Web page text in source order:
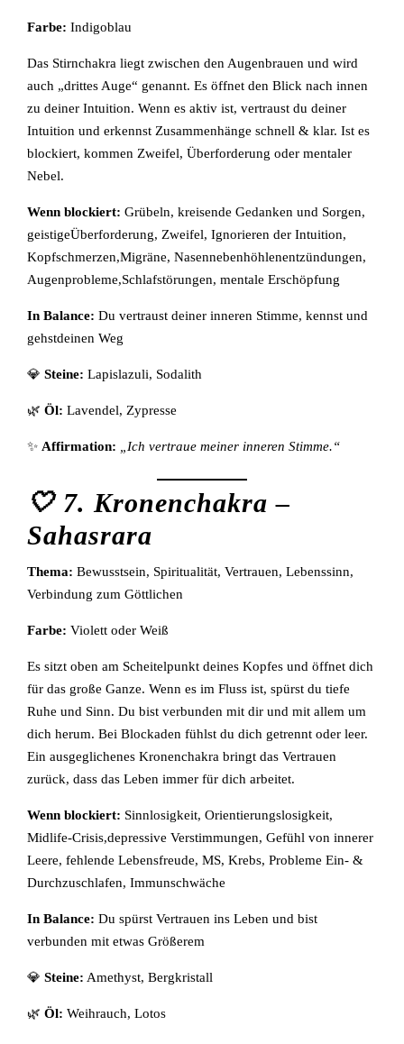
Farbe: Indigoblau
Das Stirnchakra liegt zwischen den Augenbrauen und wird
auch „drittes Auge“ genannt. Es öffnet den Blick nach innen
zu deiner Intuition. Wenn es aktiv ist, vertraust du deiner
Intuition und erkennst Zusammenhänge schnell & klar. Ist es
blockiert, kommen Zweifel, Überforderung oder mentaler
Nebel.
Wenn blockiert: Grübeln, kreisende Gedanken und Sorgen,
geistigeÜberforderung, Zweifel, Ignorieren der Intuition,
Kopfschmerzen,Migräne, Nasennebenhöhlenentzündungen,
Augenprobleme,Schlafstörungen, mentale Erschöpfung
In Balance: Du vertraust deiner inneren Stimme, kennst und
gehstdeinen Weg
💎 Steine: Lapislazuli, Sodalith
🌿 Öl: Lavendel, Zypresse
✨ Affirmation: „Ich vertraue meiner inneren Stimme.“
🤍 7. Kronenchakra –
Sahasrara
Thema: Bewusstsein, Spiritualität, Vertrauen, Lebenssinn,
Verbindung zum Göttlichen
Farbe: Violett oder Weiß
Es sitzt oben am Scheitelpunkt deines Kopfes und öffnet dich
für das große Ganze. Wenn es im Fluss ist, spürst du tiefe
Ruhe und Sinn. Du bist verbunden mit dir und mit allem um
dich herum. Bei Blockaden fühlst du dich getrennt oder leer.
Ein ausgeglichenes Kronenchakra bringt das Vertrauen
zurück, dass das Leben immer für dich arbeitet.
Wenn blockiert: Sinnlosigkeit, Orientierungslosigkeit,
Midlife-Crisis,depressive Verstimmungen, Gefühl von innerer
Leere, fehlende Lebensfreude, MS, Krebs, Probleme Ein- &
Durchzuschlafen, Immunschwäche
In Balance: Du spürst Vertrauen ins Leben und bist
verbunden mit etwas Größerem
💎 Steine: Amethyst, Bergkristall
🌿 Öl: Weihrauch, Lotos